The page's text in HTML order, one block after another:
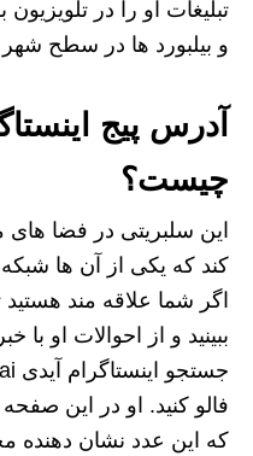
تبلیغات او را در
و بیلبورد ها در سطح شهر
آدرس پیج
چیست؟
این سلبریتی در فضا
کند که یکی از آن ها
اگر شما علاقه مند
ببینید و از احوالات او
که این عدد نشان دهنده